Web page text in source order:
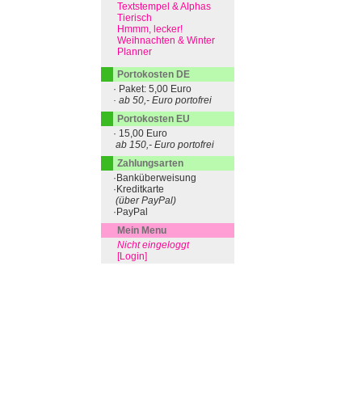
Textstempel & Alphas
Tierisch
Hmmm, lecker!
Weihnachten & Winter
Planner
Portokosten DE
· Paket: 5,00 Euro
· ab 50,- Euro portofrei
Portokosten EU
· 15,00 Euro
ab 150,- Euro portofrei
Zahlungsarten
·Banküberweisung
·Kreditkarte
(über PayPal)
·PayPal
Mein Menu
Nicht eingeloggt
[Login]